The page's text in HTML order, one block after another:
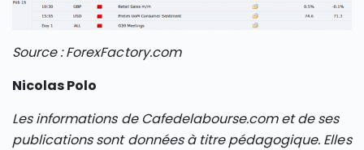
Source : ForexFactory.com
Nicolas Polo
Les informations de Cafedelabourse.com et de ses
publications sont données à titre pédagogique. Elles